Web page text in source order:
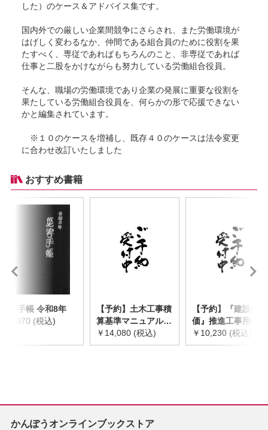
した）のケース＆アドバイス集です。
国内外での厳しい企業間競争にさらされ、また労働環境が
はげしく変わるなか、仲間である組合員のために役割を果
たすべく、専従であればもちろんのこと、非専従であれば
仕事と二股をかけながらも努力している労働組合役員。
そんな、職場の労働環境であり企業の発展に重要な役割を
果たしている労働組合役員を、何らかの形で応援できない
かと編集されています。
※１０のケースを増補し、既存４０のケースは法令変更
に合わせ改訂いたしました
おすすめ書籍
災害手帳 令和8年
￥2,970 (税込)
【予約】土木工事積
算基準マニュアル
令和8年度版
※2026年8月下旬発
￥14,080 (税込)
【予約】『建設物
価』推進工事用機械
器具等基礎価格表
2026年度版
￥10,230 (税込)
かんぽうオンラインブックストア